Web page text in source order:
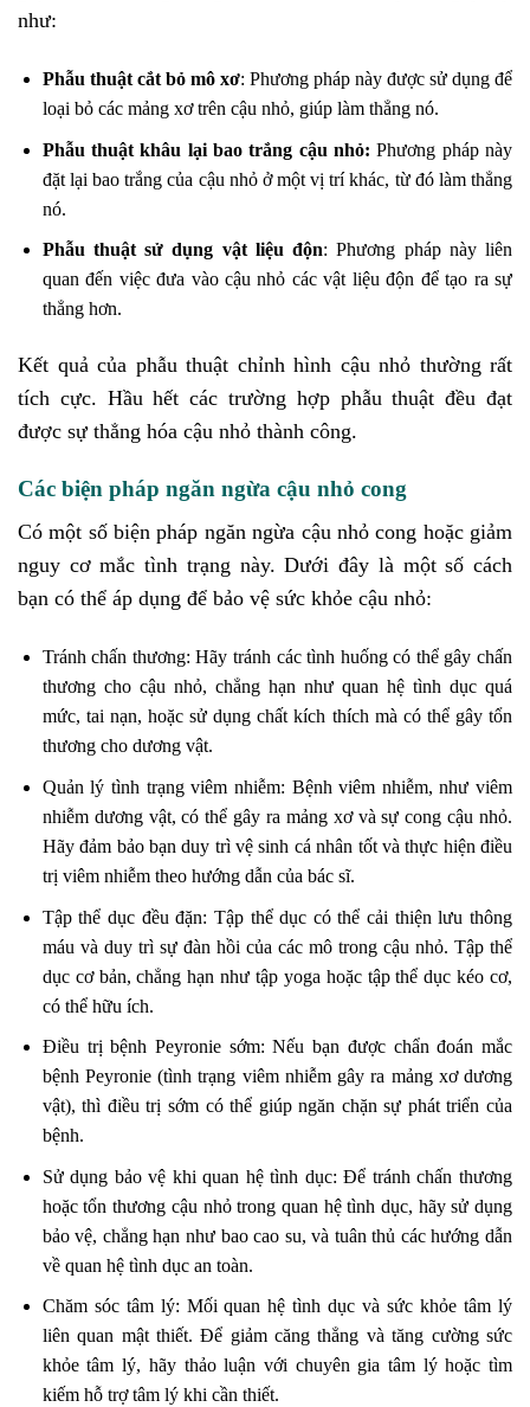
như:
Phẫu thuật cắt bỏ mô xơ: Phương pháp này được sử dụng để
loại bỏ các mảng xơ trên cậu nhỏ, giúp làm thẳng nó.
Phẫu thuật khâu lại bao trắng cậu nhỏ: Phương pháp này
đặt lại bao trắng của cậu nhỏ ở một vị trí khác, từ đó làm thẳng
nó.
Phẫu thuật sử dụng vật liệu độn: Phương pháp này liên
quan đến việc đưa vào cậu nhỏ các vật liệu độn để tạo ra sự
thẳng hơn.
Kết quả của phẫu thuật chỉnh hình cậu nhỏ thường rất
tích cực. Hầu hết các trường hợp phẫu thuật đều đạt
được sự thẳng hóa cậu nhỏ thành công.
Các biện pháp ngăn ngừa cậu nhỏ cong
Có một số biện pháp ngăn ngừa cậu nhỏ cong hoặc giảm
nguy cơ mắc tình trạng này. Dưới đây là một số cách
bạn có thể áp dụng để bảo vệ sức khỏe cậu nhỏ:
Tránh chấn thương: Hãy tránh các tình huống có thể gây chấn
thương cho cậu nhỏ, chẳng hạn như quan hệ tình dục quá
mức, tai nạn, hoặc sử dụng chất kích thích mà có thể gây tổn
thương cho dương vật.
Quản lý tình trạng viêm nhiễm: Bệnh viêm nhiễm, như viêm
nhiễm dương vật, có thể gây ra mảng xơ và sự cong cậu nhỏ.
Hãy đảm bảo bạn duy trì vệ sinh cá nhân tốt và thực hiện điều
trị viêm nhiễm theo hướng dẫn của bác sĩ.
Tập thể dục đều đặn: Tập thể dục có thể cải thiện lưu thông
máu và duy trì sự đàn hồi của các mô trong cậu nhỏ. Tập thể
dục cơ bản, chẳng hạn như tập yoga hoặc tập thể dục kéo cơ,
có thể hữu ích.
Điều trị bệnh Peyronie sớm: Nếu bạn được chẩn đoán mắc
bệnh Peyronie (tình trạng viêm nhiễm gây ra mảng xơ dương
vật), thì điều trị sớm có thể giúp ngăn chặn sự phát triển của
bệnh.
Sử dụng bảo vệ khi quan hệ tình dục: Để tránh chấn thương
hoặc tổn thương cậu nhỏ trong quan hệ tình dục, hãy sử dụng
bảo vệ, chẳng hạn như bao cao su, và tuân thủ các hướng dẫn
về quan hệ tình dục an toàn.
Chăm sóc tâm lý: Mối quan hệ tình dục và sức khỏe tâm lý
liên quan mật thiết. Để giảm căng thẳng và tăng cường sức
khỏe tâm lý, hãy thảo luận với chuyên gia tâm lý hoặc tìm
kiếm hỗ trợ tâm lý khi cần thiết.